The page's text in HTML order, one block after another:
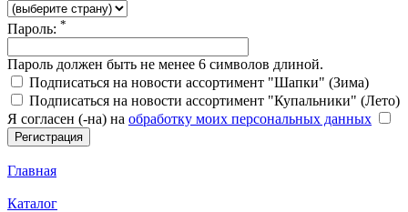
Пароль: *
Пароль должен быть не менее 6 символов длиной.
Подписаться на новости ассортимент "Шапки" (Зима)
Подписаться на новости ассортимент "Купальники" (Лето)
Я согласен (-на) на обработку моих персональных данных
Главная
Каталог